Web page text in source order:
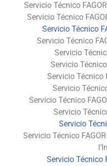
Servicio Técnico
Servicio Técnico
Servicio Técnico
Servicio Técnico
Servicio
Servicio
Servicio Técnico
Servicio
Servicio Técnico
Servicio
Servicio
Servicio Técnico
Servicio Técnico